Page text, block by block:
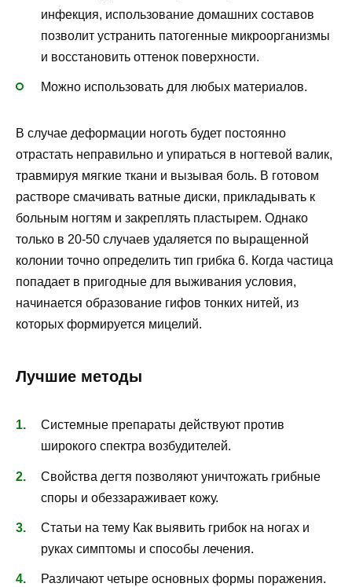
инфекция, использование домашних составов
позволит устранить патогенные микроорганизмы
и восстановить оттенок поверхности.
Можно использовать для любых материалов.
В случае деформации ноготь будет постоянно
отрастать неправильно и упираться в ногтевой валик,
травмируя мягкие ткани и вызывая боль. В готовом
растворе смачивать ватные диски, прикладывать к
больным ногтям и закреплять пластырем. Однако
только в 20-50 случаев удаляется по выращенной
колонии точно определить тип грибка 6. Когда частица
попадает в пригодные для выживания условия,
начинается образование гифов тонких нитей, из
которых формируется мицелий.
Лучшие методы
Системные препараты действуют против
широкого спектра возбудителей.
Свойства дегтя позволяют уничтожать грибные
споры и обеззараживает кожу.
Статьи на тему Как выявить грибок на ногах и
руках симптомы и способы лечения.
Различают четыре основных формы поражения.